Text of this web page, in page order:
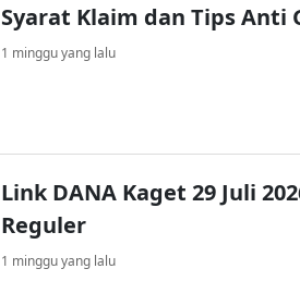
Syarat Klaim dan Tips Anti
1 minggu yang lalu
Link DANA Kaget 29 Juli
Reguler
1 minggu yang lalu